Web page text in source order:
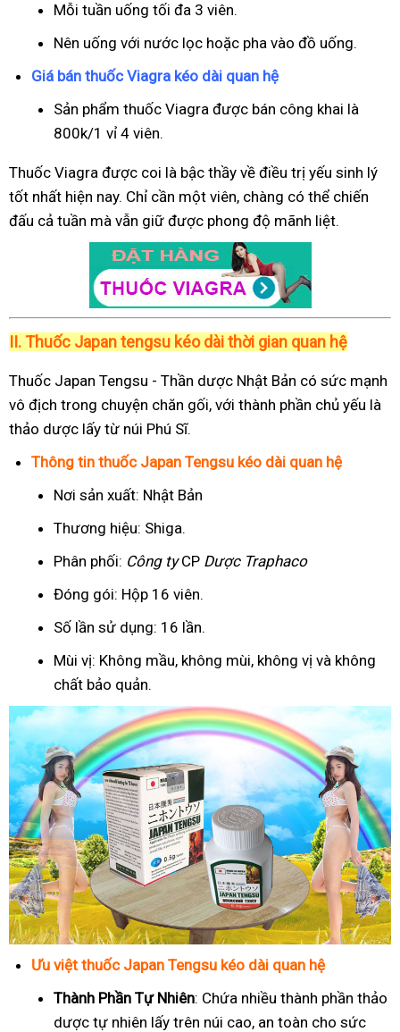
Mỗi tuần uống tối đa 3 viên.
Nên uống với nước lọc hoặc pha vào đồ uống.
Giá bán thuốc Viagra kéo dài quan hệ
Sản phẩm thuốc Viagra được bán công khai là
800k/1 vỉ 4 viên.
Thuốc Viagra được coi là bậc thầy về điều trị yếu sinh lý
tốt nhất hiện nay. Chỉ cần một viên, chàng có thể chiến
đấu cả tuần mà vẫn giữ được phong độ mãnh liệt.
II. Thuốc Japan tengsu kéo dài thời gian quan hệ
Thuốc Japan Tengsu - Thần dược Nhật Bản có sức mạnh
vô địch trong chuyện chăn gối, với thành phần chủ yếu là
thảo dược lấy từ núi Phú Sĩ.
Thông tin thuốc Japan Tengsu kéo dài quan hệ
Nơi sản xuất: Nhật Bản
Thương hiệu: Shiga.
Phân phối: Công tyCP Dược Traphaco
Đóng gói: Hộp 16 viên.
Số lần sử dụng: 16 lần.
Mùi vị: Không mầu, không mùi, không vị và không
chất bảo quản.
Ưu việt thuốc Japan Tengsu kéo dài quan hệ
Thành Phần Tự Nhiên: Chứa nhiều thành phần thảo
dược tự nhiên lấy trên núi cao, an toàn cho sức